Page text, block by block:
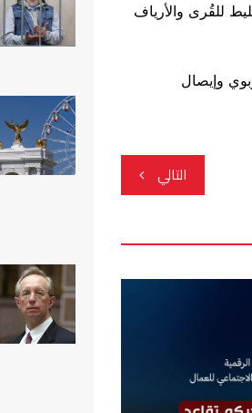
للقُرى والأرياف
وإيصال
التالي